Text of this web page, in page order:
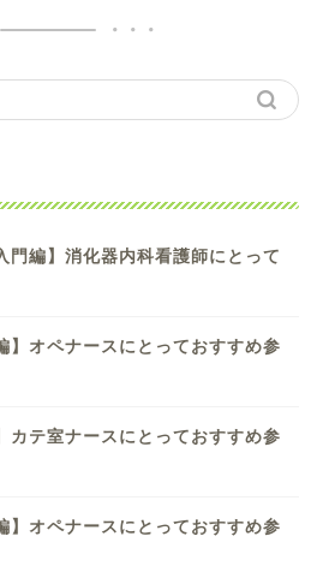
門編】消化器内科看護師にとって
】オペナースにとっておすすめ参
カテ室ナースにとっておすすめ参
】オペナースにとっておすすめ参
考書のおすすめ4選
選
ナースにとってため
読書】現役オペ室看